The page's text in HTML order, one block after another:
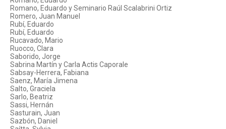
Romano, Eduardo y Seminario Raúl Scalabrini Ortiz
Romero, Juan Manuel
Rubí, Eduardo
Rubí, Eduardo
Rucavado, Mario
Ruocco, Clara
Saborido, Jorge
Sabrina Martín y Carla Actis Caporale
Sabsay-Herrera, Fabiana
Saenz, María Jimena
Salto, Graciela
Sarlo, Beatriz
Sassi, Hernán
Sasturain, Juan
Sazbón, Daniel